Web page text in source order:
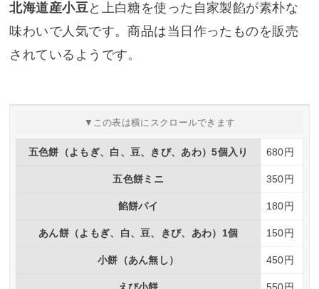
北海道産小豆と上白糖を使った自家製餡が素朴な
味わいで人気です。商品は当日作ったものを販売
されているようです。
五色餅（よもぎ、白、豆、きび、あわ）5個入り 680円
五色餅ミニ 350円
餡餅パイ 180円
あん餅（よもぎ、白、豆、きび、あわ）1個 150円
小餅（あん無し） 450円